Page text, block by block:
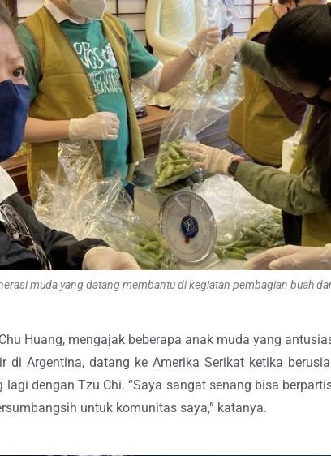
muda yang datang membantu di kegiatan pembagian buah
Huang, mengajak beberapa anak muda yang
Argentina, datang ke Amerika Serikat ketika
dengan Tzu Chi. “Saya sangat senang bisa
untuk komunitas saya,” katanya.